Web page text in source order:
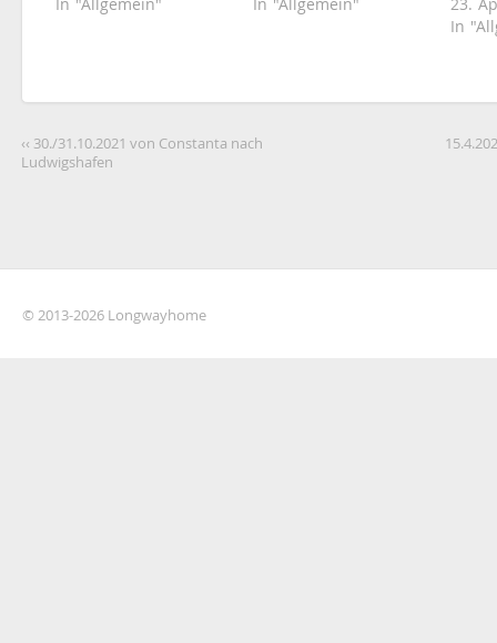
In
‹‹ 30./31.10.2021 von Constanta nach
Ludwigshafen
© 2013-2026 Longwayhome